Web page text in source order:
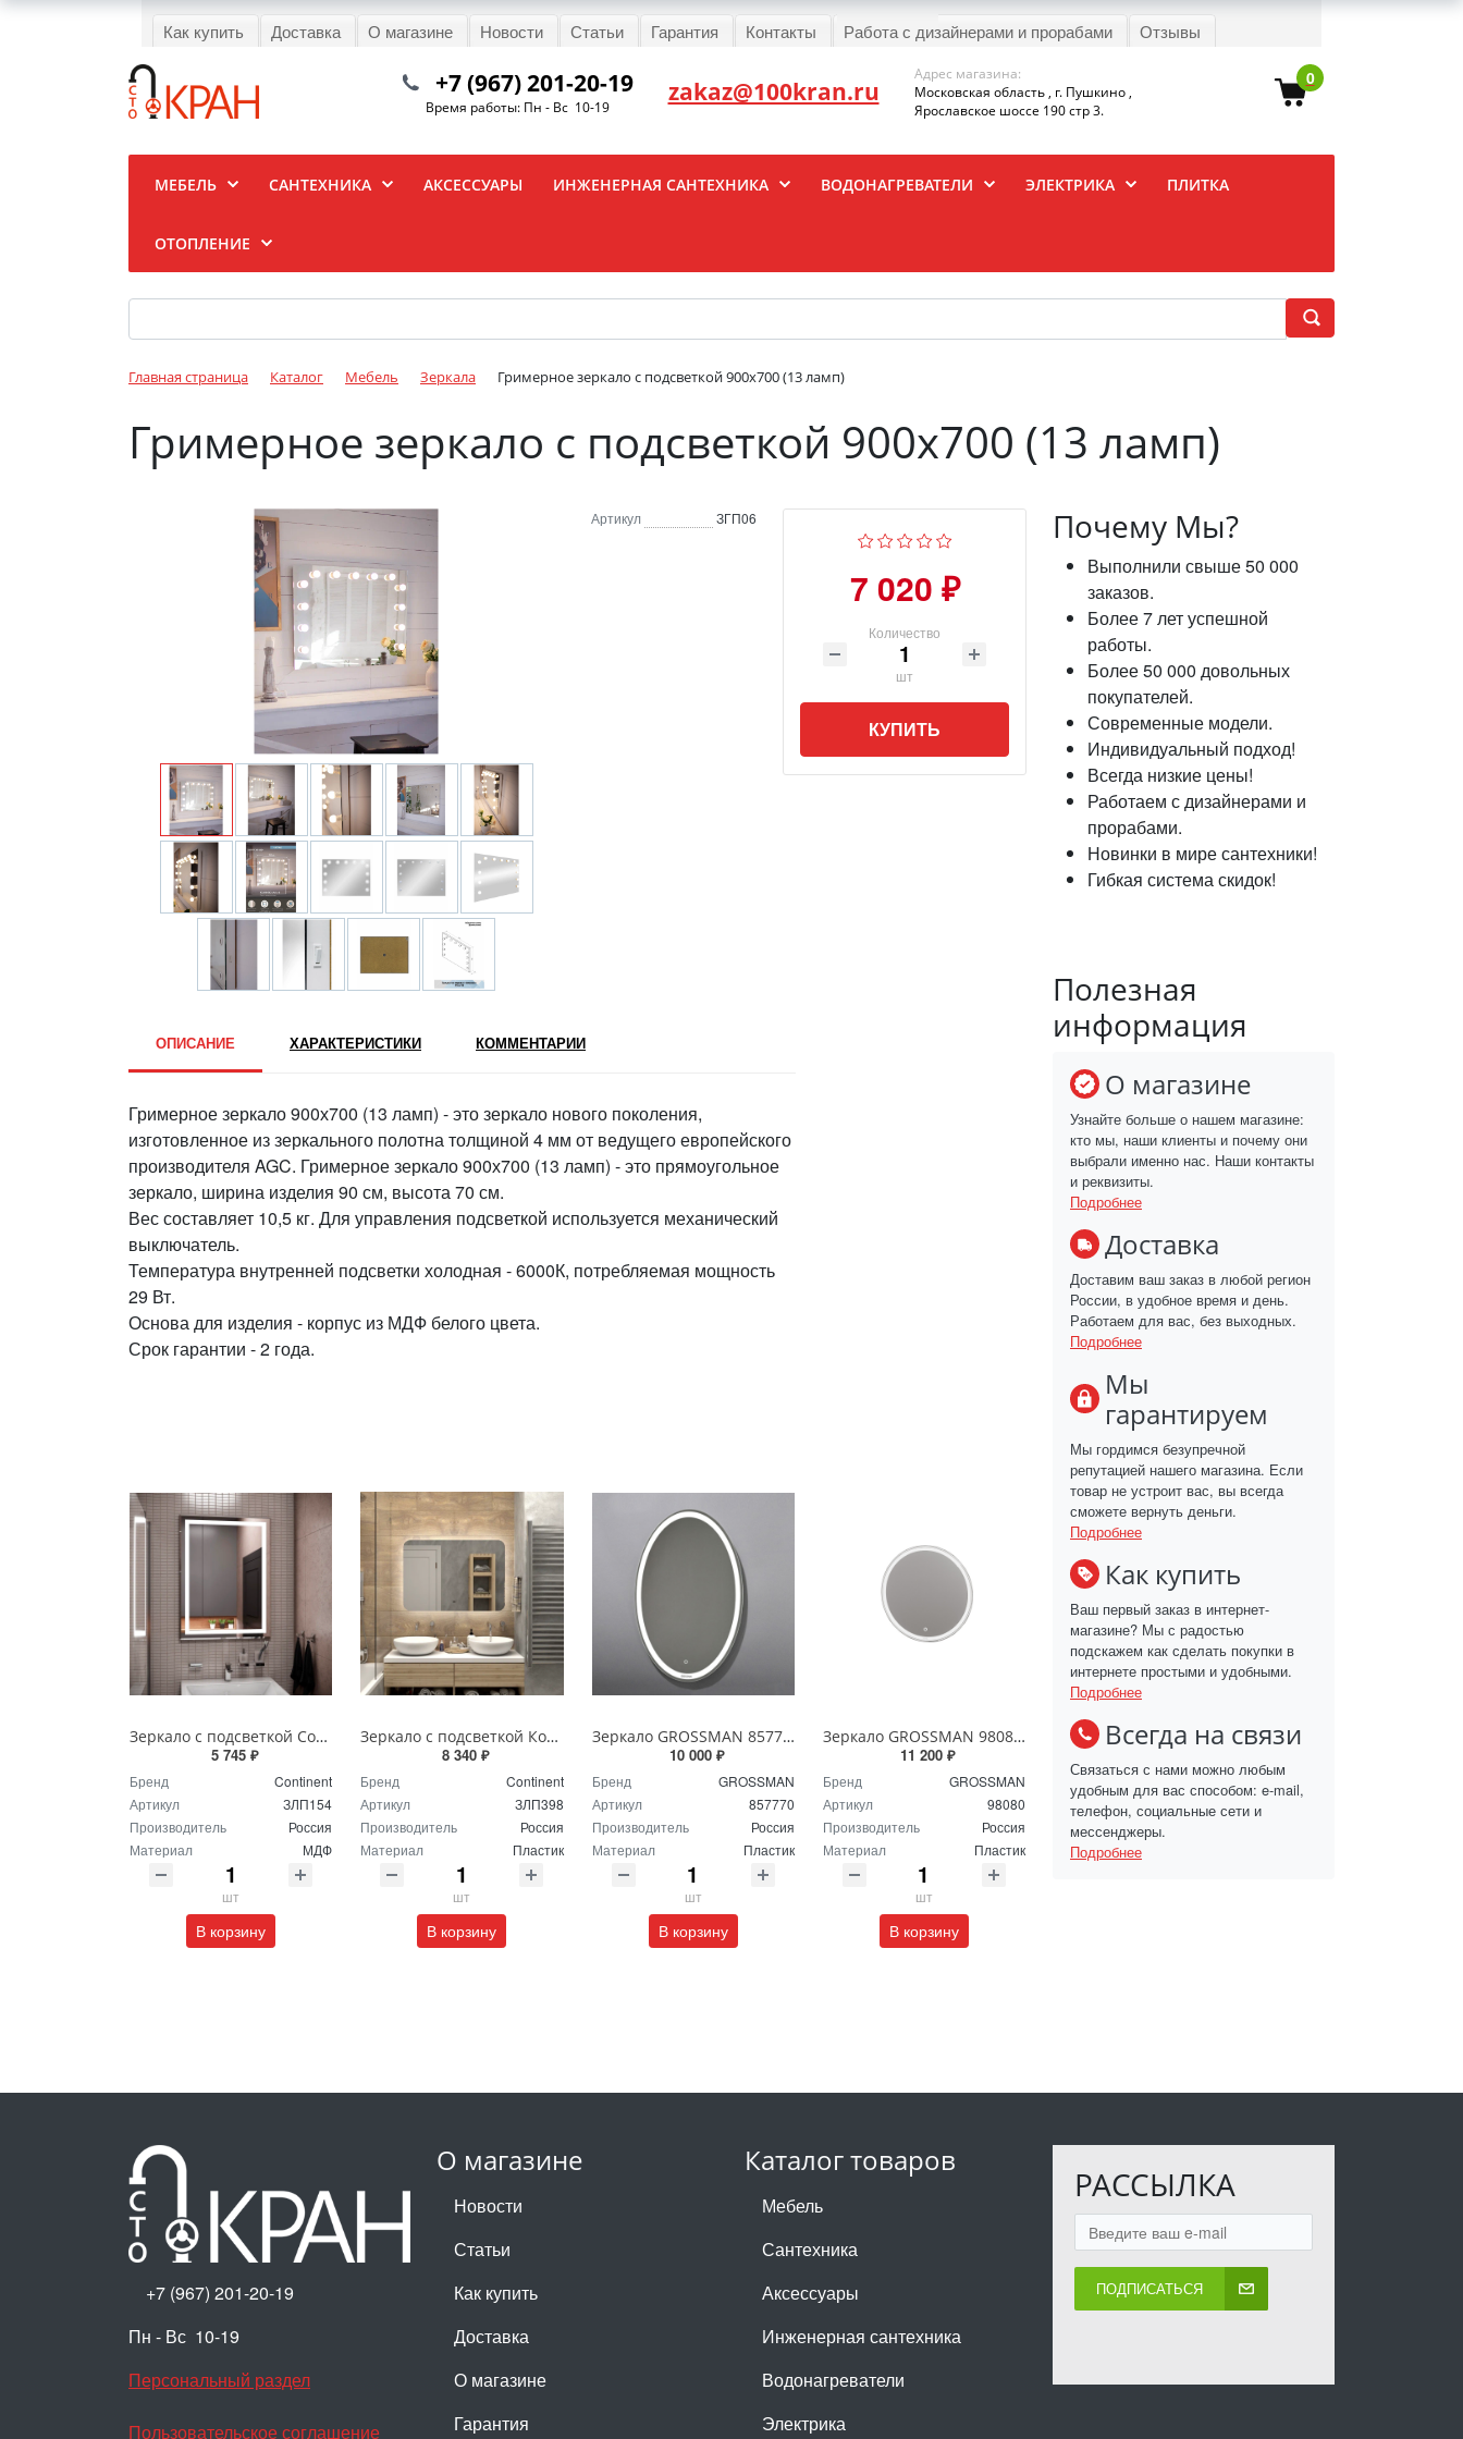
Как купить Доставка О магазине Новости Статьи Гарантия Контакты Работа с дизайнерами и прорабами Отзывы
0
+7 (967) 201-20-19
Время работы: Пн - Вс 10-19 zakaz@100kran.ru
Адрес магазина:
Московская область , г. Пушкино ,
Ярославское шоссе 190 стр 3.
МЕБЕЛЬ САНТЕХНИКА АКСЕССУАРЫ ИНЖЕНЕРНАЯ САНТЕХНИКА ВОДОНАГРЕВАТЕЛИ ЭЛЕКТРИКА ПЛИТКА
ОТОПЛЕНИЕ
Главная страница Каталог Мебель Зеркала Гримерное зеркало с подсветкой 900х700 (13 ламп)
Гримерное зеркало с подсветкой 900х700 (13 ламп)
Артикул ЗГП06
7 020 ₽
Количество
шт
КУПИТЬ
ОПИСАНИЕ ХАРАКТЕРИСТИКИ КОММЕНТАРИИ
Гримерное зеркало 900х700 (13 ламп) - это зеркало нового поколения,
изготовленное из зеркального полотна толщиной 4 мм от ведущего европейского
производителя AGC. Гримерное зеркало 900х700 (13 ламп) - это прямоугольное
зеркало, ширина изделия 90 см, высота 70 см.
Вес составляет 10,5 кг. Для управления подсветкой используется механический
выключатель.
Температура внутренней подсветки холодная - 6000К, потребляемая мощность
29 Вт.
Основа для изделия - корпус из МДФ белого цвета.
Срок гарантии - 2 года.
Зеркало с подсветкой Continent Пронто Люкс 60 х 80 см ЗЛП154
5 745 ₽
Бренд
Continent
Артикул
ЗЛП154
Производитель
Россия
Материал
МДФ
шт
В корзину
Зеркало с подсветкой Континент Burzhe Led 100х70 с бесконтактным сенсором ЗЛП398
8 340 ₽
Бренд
Continent
Артикул
ЗЛП398
Производитель
Россия
Материал
Пластик
шт
В корзину
Зеркало GROSSMAN 857770 GALAXY 570*770 с сенсорным выключателем
10 000 ₽
Бренд
GROSSMAN
Артикул
857770
Производитель
Россия
Материал
Пластик
шт
В корзину
Зеркало GROSSMAN 98080 SENTO D800 800*800*45 LED с сенсорным выключателем
11 200 ₽
Бренд
GROSSMAN
Артикул
98080
Производитель
Россия
Материал
Пластик
шт
В корзину
Почему Мы?
Выполнили свыше 50 000
заказов.
Более 7 лет успешной
работы.
Более 50 000 довольных
покупателей.
Современные модели.
Индивидуальный подход!
Всегда низкие цены!
Работаем с дизайнерами и
прорабами.
Новинки в мире сантехники!
Гибкая система скидок!
Полезная
информация
О магазине
Узнайте больше о нашем магазине:
кто мы, наши клиенты и почему они
выбрали именно нас. Наши контакты
и реквизиты.
Подробнее
Доставка
Доставим ваш заказ в любой регион
России, в удобное время и день.
Работаем для вас, без выходных.
Подробнее
Мы
гарантируем
Мы гордимся безупречной
репутацией нашего магазина. Если
товар не устроит вас, вы всегда
сможете вернуть деньги.
Подробнее
Как купить
Ваш первый заказ в интернет-
магазине? Мы с радостью
подскажем как сделать покупки в
интернете простыми и удобными.
Подробнее
Всегда на связи
Связаться с нами можно любым
удобным для вас способом: e-mail,
телефон, социальные сети и
мессенджеры.
Подробнее
О магазине
Новости
Статьи
Как купить
Доставка
О магазине
Гарантия
Каталог товаров
Мебель
Сантехника
Аксессуары
Инженерная сантехника
Водонагреватели
Электрика
РАССЫЛКА
ПОДПИСАТЬСЯ
+7 (967) 201-20-19
Пн - Вс 10-19
Персональный раздел
Пользовательское соглашение